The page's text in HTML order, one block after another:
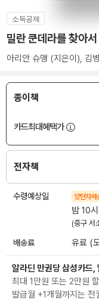
소득공제
밀란 쿤데라를 찾아서
아리안 슈맹 (지은이), 김
종이책
카드최대혜택가
전자책
수령예상일 양탄자배
밤 10
(중구
배송료 유료 (
알라딘 만권당 삼성카드
최대 1만원 또는 2만원
발급월 +1개월까지는